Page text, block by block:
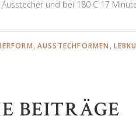
und bei 180 C 17
, AUSSTECHFORMEN ,
BEITRÄGE